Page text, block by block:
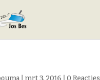
| mrt 3, 2016 0 Reacties